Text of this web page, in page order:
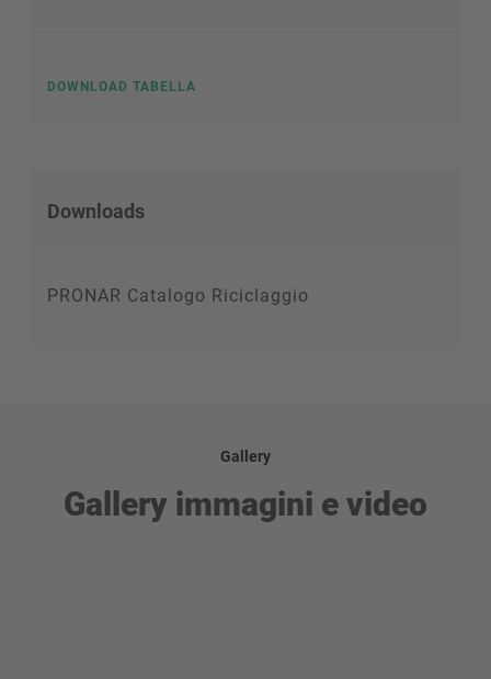
DOWNLOAD TABELLA
Downloads
PRONAR Catalogo Riciclaggio
Gallery
Gallery immagini e video